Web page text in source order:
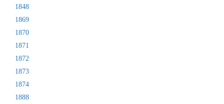
1848
1869
1870
1871
1872
1873
1874
1888